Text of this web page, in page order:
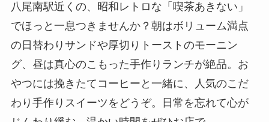
八尾南駅近くの、昭和レトロな「喫茶あきない」
でほっと一息つきませんか？朝はボリューム満点
の日替わりサンドや厚切りトーストのモーニン
グ、昼は真心のこもった手作りランチが絶品。お
やつには挽きたてコーヒーと一緒に、人気のこだ
わり手作りスイーツをどうぞ。日常を忘れて心が